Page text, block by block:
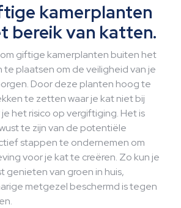
kamerplanten
bereik van katten.
giftige kamerplanten buiten het
te plaatsen om de veiligheid van je
Door deze planten hoog te
te zetten waar je kat niet bij
je het risico op vergiftiging. Het is
te zijn van de potentiële
stappen te ondernemen om
voor je kat te creëren. Zo kun je
genieten van groen in huis,
metgezel beschermd is tegen